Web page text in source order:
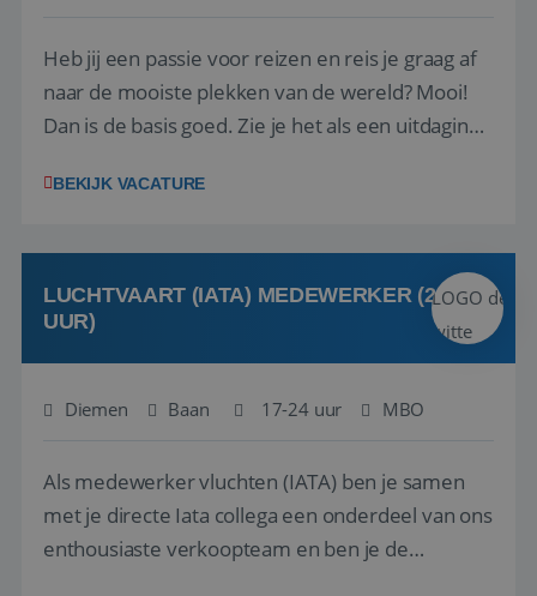
Heb jij een passie voor reizen en reis je graag af
naar de mooiste plekken van de wereld? Mooi!
Dan is de basis goed. Zie je het als een uitdaging
het samenstellen en boeken van de perfecte
deze onderdelen zijn nu samen gevoegd...
BEKIJK VACATURE
LUCHTVAART (IATA) MEDEWERKER (24-32
UUR)
Diemen Baan 17-24 uur MBO
Als medewerker vluchten (IATA) ben je samen
met je directe Iata collega een onderdeel van ons
enthousiaste verkoopteam en ben je de